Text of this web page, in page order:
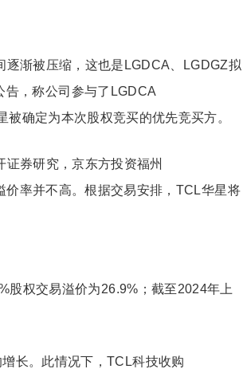
逐渐被压缩，这也是LGDCA、LGDGZ拟
告，称公司参与了LGDCA
确定为本次股权竞买的优先竞买方。
券研究，京东方投资福州
率并不高。根据交易安排，TCL华星将
股权交易溢价为26.9%；截至2024年上
长。此情况下，TCL科技收购